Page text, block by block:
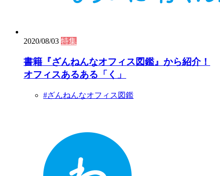
2020/08/03 特集
書籍『ざんねんなオフィス図鑑』から紹介！
オフィスあるある「く」
#ざんねんなオフィス図鑑